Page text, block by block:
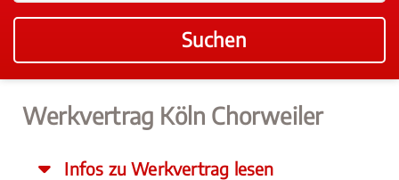
Suchen
Werkvertrag Köln Chorweiler
Infos zu Werkvertrag lesen